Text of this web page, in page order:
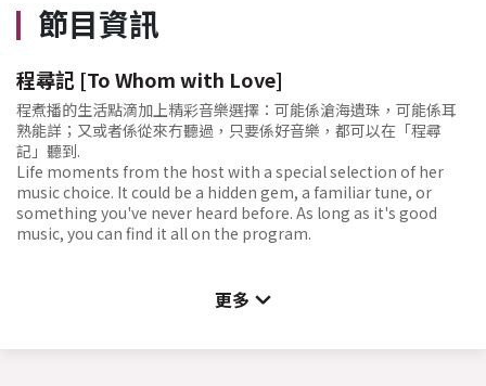
節目資訊
程尋記 [To Whom with Love]
程煮播的生活點滴加上精彩音樂選擇：可能係滄海遺珠，可能係耳
熟能詳；又或者係從來冇聽過，只要係好音樂，都可以在「程尋
記」聽到.
Life moments from the host with a special selection of her
music choice. It could be a hidden gem, a familiar tune, or
something you've never heard before. As long as it's good
music, you can find it all on the program.
更多